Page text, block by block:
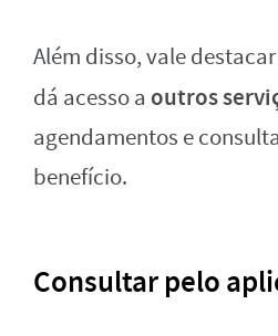
Além disso, vale
dá acesso a outros
agendamentos e
benefício.
Consultar pelo